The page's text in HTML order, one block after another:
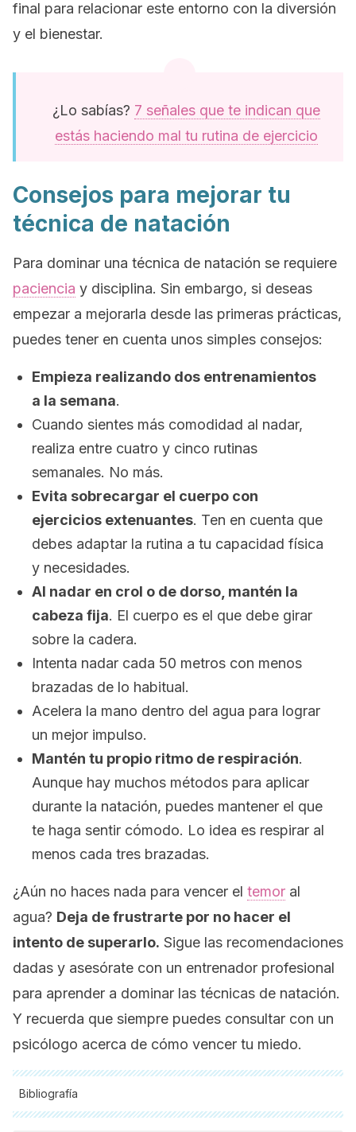
final para relacionar este entorno con la diversión
y el bienestar.
¿Lo sabías? 7 señales que te indican que
estás haciendo mal tu rutina de ejercicio
Consejos para mejorar tu
técnica de natación
Para dominar una técnica de natación se requiere
paciencia y disciplina. Sin embargo, si deseas
empezar a mejorarla desde las primeras prácticas,
puedes tener en cuenta unos simples consejos:
Empieza realizando dos entrenamientos
a la semana.
Cuando sientes más comodidad al nadar,
realiza entre cuatro y cinco rutinas
semanales. No más.
Evita sobrecargar el cuerpo con
ejercicios extenuantes. Ten en cuenta que
debes adaptar la rutina a tu capacidad física
y necesidades.
Al nadar en crol o de dorso, mantén la
cabeza fija. El cuerpo es el que debe girar
sobre la cadera.
Intenta nadar cada 50 metros con menos
brazadas de lo habitual.
Acelera la mano dentro del agua para lograr
un mejor impulso.
Mantén tu propio ritmo de respiración.
Aunque hay muchos métodos para aplicar
durante la natación, puedes mantener el que
te haga sentir cómodo. Lo idea es respirar al
menos cada tres brazadas.
¿Aún no haces nada para vencer el temor al
agua? Deja de frustrarte por no hacer el
intento de superarlo. Sigue las recomendaciones
dadas y asesórate con un entrenador profesional
para aprender a dominar las técnicas de natación.
Y recuerda que siempre puedes consultar con un
psicólogo acerca de cómo vencer tu miedo.
Bibliografía
Todas las fuentes citadas fueron revisadas a profundidad por